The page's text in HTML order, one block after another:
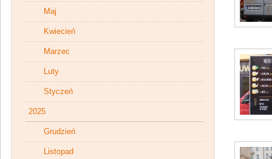
Maj
Kwiecień
Marzec
Luty
Styczeń
2025
Grudzień
Listopad